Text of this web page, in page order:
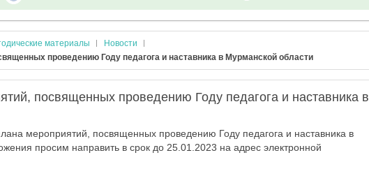
материалы
Новости
проведению Году педагога и наставника в Мурманской области
посвященных проведению Году педагога и наставника в
мероприятий, посвященных проведению Году педагога и наставника в
просим направить в срок до 25.01.2023 на адрес электронной